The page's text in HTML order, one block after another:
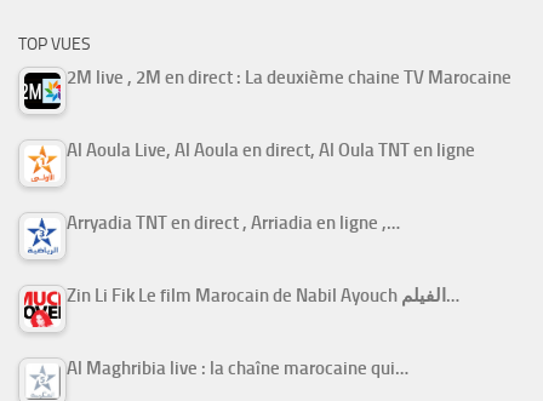
TOP VUES
2M live , 2M en direct : La deuxième chaine TV Marocaine
Al Aoula Live, Al Aoula en direct, Al Oula TNT en ligne
Arryadia TNT en direct , Arriadia en ligne ,…
Zin Li Fik Le film Marocain de Nabil Ayouch الفيلم…
Al Maghribia live : la chaîne marocaine qui…